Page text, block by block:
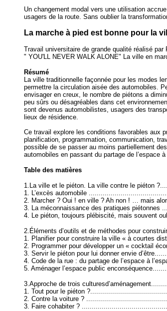
Un changement modal vers une utilisation
usagers de la route. Sans oublier la
La marche à pied est bonne pour la
Travail universitaire de grande qualité réalisé par
" YOU'LL NEVER WALK ALONE" La ville en
Résumé
La ville traditionnelle façonnée pour les modes
permettre la circulation aisée des automobiles.
envisager en creux, le nombre de piétons a
peu sûrs ou désagréables dans cet
sont devenus automobilistes, usagers des
lieux de résidence.
Ce travail explore les conditions favorables aux
planification, programmation, communication,
possible de se passer au moins partiellement
automobiles en passant du partage de l’espace à
Table des matières
1.La ville et le piéton. La ville contre le piéton
1. L’excès automobile
2. Marcher ? Oui ! en ville ? Ah non ! … mais
3. La méconnaissance des pratiques
4. Le piéton, toujours plébiscité, mais souvent
2.Éléments d’outils et de méthodes pour
1. Planifier pour construire la ville « à courtes
2. Programmer pour développer un « cocktail
3. Servir le piéton pour lui donner envie
4. Code de la rue : du partage de l’espace à
5. Aménager l’espace public
3.Approche de trois
1. Tout pour le piéton
2. Contre la voiture ?
3. Faire cohabiter ?